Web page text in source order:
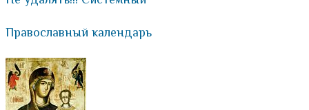
Православный календарь